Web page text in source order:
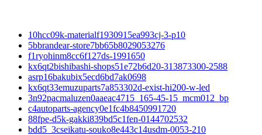
10hcc09k-materialf1930915ea993cj-3-p10
5bbrandear-store7bb65b8029053276
f1ryohinm8cc6f127ds-1991650
kx6qt2bishibashi-shops51e72b6d20-313873300-2588
asrp16bakubix5ecd6bd7ak0698
kx6qt33emuzuparts7a853302d-exist-hi200-w-led
3n92pacmaluzen0aaeac4715_165-45-15_mcm012_bp
c4autoparts-agency0e1fc4b8450991720
88fpe-d5k-gakki839bd5c1fen-0144702532
bdd5_3cseikatu-souko8e443c14usdm-0053-210